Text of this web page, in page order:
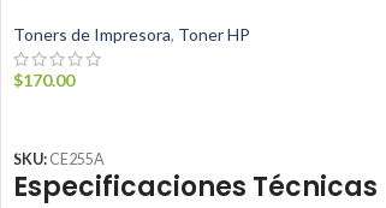
Toners de Impresora, Toner HP
$170.00
SKU: CE255A
Especificaciones Técnicas